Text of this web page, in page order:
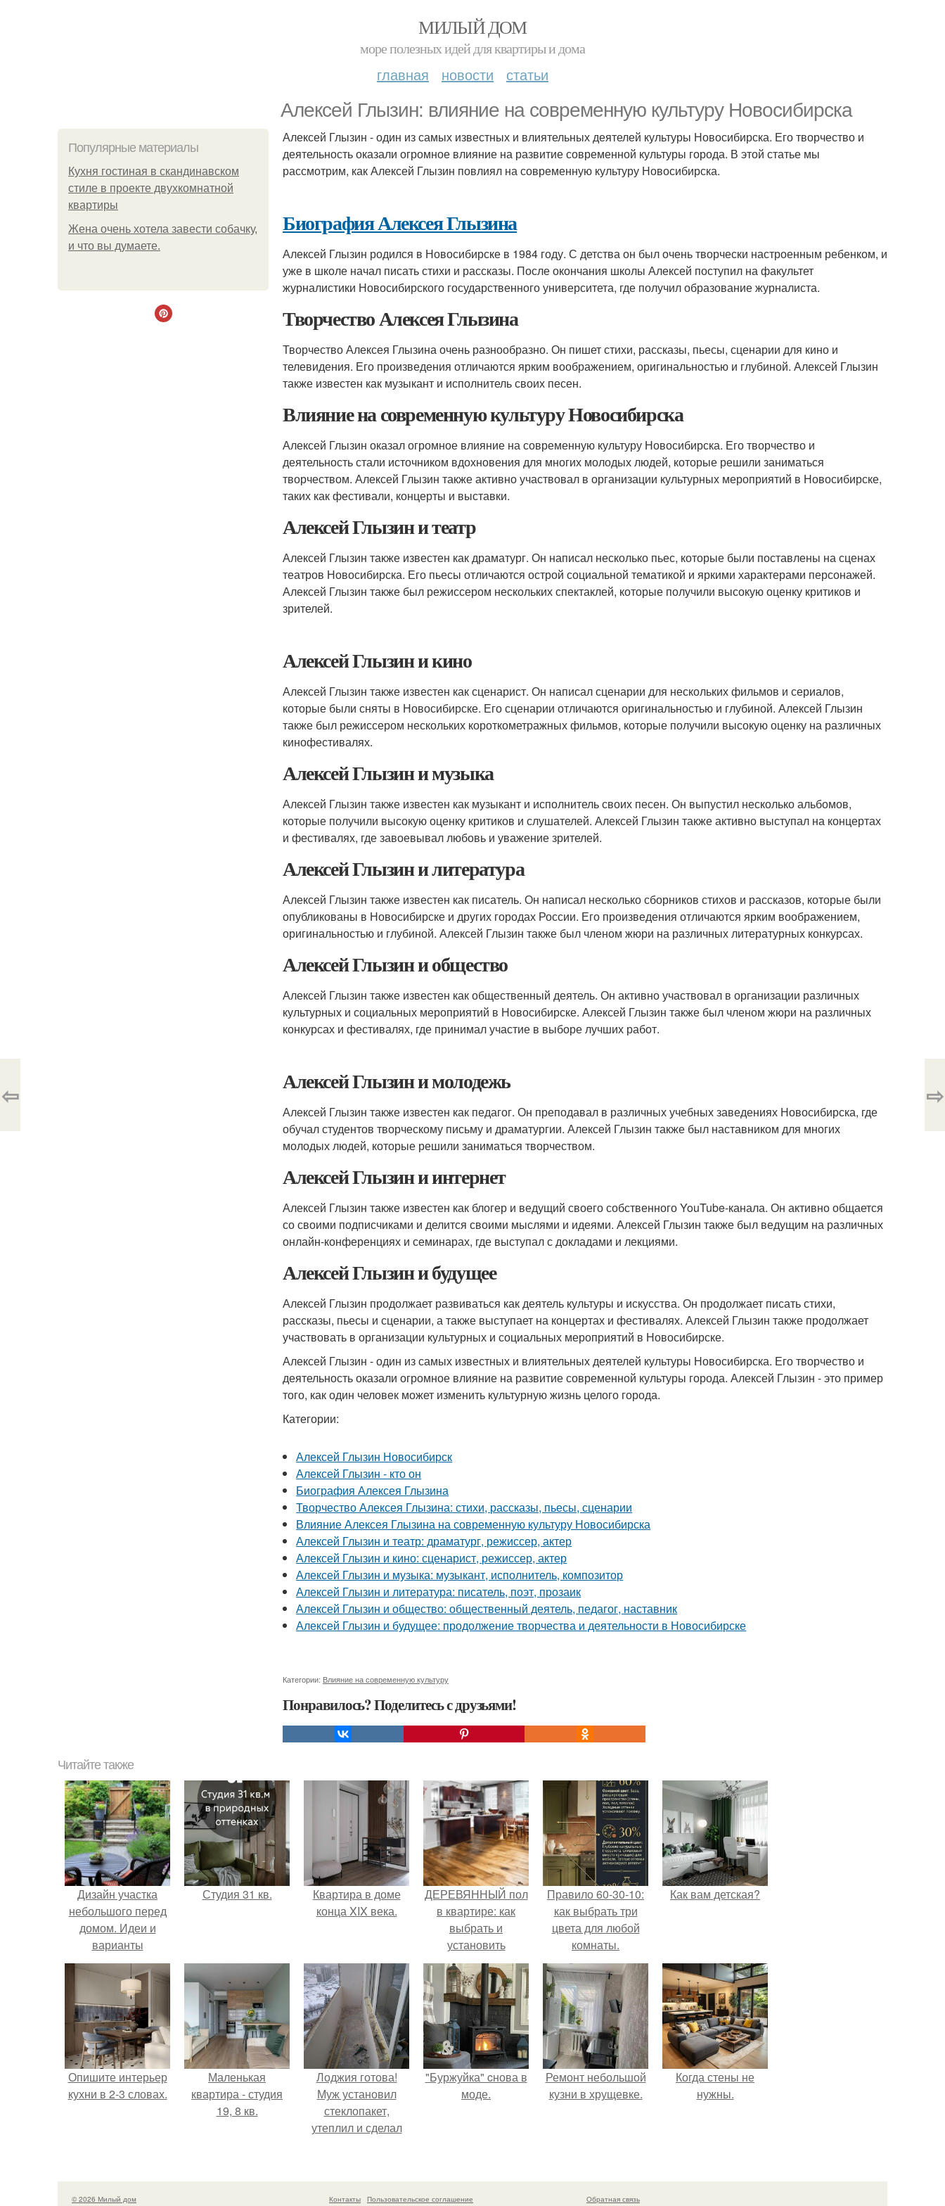
МИЛЫЙ ДОМ
море полезных идей для квартиры и дома
главная новости статьи
Алексей Глызин: влияние на современную культуру Новосибирска
Популярные материалы
Кухня гостиная в скандинавском
стиле в проекте двухкомнатной
квартиры
Жена очень хотела завести собачку,
и что вы думаете.
Алексей Глызин - один из самых известных и влиятельных деятелей культуры Новосибирска. Его творчество и
деятельность оказали огромное влияние на развитие современной культуры города. В этой статье мы
рассмотрим, как Алексей Глызин повлиял на современную культуру Новосибирска.
Биография Алексея Глызина
Алексей Глызин родился в Новосибирске в 1984 году. С детства он был очень творчески настроенным ребенком, и
уже в школе начал писать стихи и рассказы. После окончания школы Алексей поступил на факультет
журналистики Новосибирского государственного университета, где получил образование журналиста.
Творчество Алексея Глызина
Творчество Алексея Глызина очень разнообразно. Он пишет стихи, рассказы, пьесы, сценарии для кино и
телевидения. Его произведения отличаются ярким воображением, оригинальностью и глубиной. Алексей Глызин
также известен как музыкант и исполнитель своих песен.
Влияние на современную культуру Новосибирска
Алексей Глызин оказал огромное влияние на современную культуру Новосибирска. Его творчество и
деятельность стали источником вдохновения для многих молодых людей, которые решили заниматься
творчеством. Алексей Глызин также активно участвовал в организации культурных мероприятий в Новосибирске,
таких как фестивали, концерты и выставки.
Алексей Глызин и театр
Алексей Глызин также известен как драматург. Он написал несколько пьес, которые были поставлены на сценах
театров Новосибирска. Его пьесы отличаются острой социальной тематикой и яркими характерами персонажей.
Алексей Глызин также был режиссером нескольких спектаклей, которые получили высокую оценку критиков и
зрителей.
Алексей Глызин и кино
Алексей Глызин также известен как сценарист. Он написал сценарии для нескольких фильмов и сериалов,
которые были сняты в Новосибирске. Его сценарии отличаются оригинальностью и глубиной. Алексей Глызин
также был режиссером нескольких короткометражных фильмов, которые получили высокую оценку на различных
кинофестивалях.
Алексей Глызин и музыка
Алексей Глызин также известен как музыкант и исполнитель своих песен. Он выпустил несколько альбомов,
которые получили высокую оценку критиков и слушателей. Алексей Глызин также активно выступал на концертах
и фестивалях, где завоевывал любовь и уважение зрителей.
Алексей Глызин и литература
Алексей Глызин также известен как писатель. Он написал несколько сборников стихов и рассказов, которые были
опубликованы в Новосибирске и других городах России. Его произведения отличаются ярким воображением,
оригинальностью и глубиной. Алексей Глызин также был членом жюри на различных литературных конкурсах.
Алексей Глызин и общество
Алексей Глызин также известен как общественный деятель. Он активно участвовал в организации различных
культурных и социальных мероприятий в Новосибирске. Алексей Глызин также был членом жюри на различных
конкурсах и фестивалях, где принимал участие в выборе лучших работ.
Алексей Глызин и молодежь
Алексей Глызин также известен как педагог. Он преподавал в различных учебных заведениях Новосибирска, где
обучал студентов творческому письму и драматургии. Алексей Глызин также был наставником для многих
молодых людей, которые решили заниматься творчеством.
Алексей Глызин и интернет
Алексей Глызин также известен как блогер и ведущий своего собственного YouTube-канала. Он активно общается
со своими подписчиками и делится своими мыслями и идеями. Алексей Глызин также был ведущим на различных
онлайн-конференциях и семинарах, где выступал с докладами и лекциями.
Алексей Глызин и будущее
Алексей Глызин продолжает развиваться как деятель культуры и искусства. Он продолжает писать стихи,
рассказы, пьесы и сценарии, а также выступает на концертах и фестивалях. Алексей Глызин также продолжает
участвовать в организации культурных и социальных мероприятий в Новосибирске.
Алексей Глызин - один из самых известных и влиятельных деятелей культуры Новосибирска. Его творчество и
деятельность оказали огромное влияние на развитие современной культуры города. Алексей Глызин - это пример
того, как один человек может изменить культурную жизнь целого города.
Категории:
Алексей Глызин Новосибирск
Алексей Глызин - кто он
Биография Алексея Глызина
Творчество Алексея Глызина: стихи, рассказы, пьесы, сценарии
Влияние Алексея Глызина на современную культуру Новосибирска
Алексей Глызин и театр: драматург, режиссер, актер
Алексей Глызин и кино: сценарист, режиссер, актер
Алексей Глызин и музыка: музыкант, исполнитель, композитор
Алексей Глызин и литература: писатель, поэт, прозаик
Алексей Глызин и общество: общественный деятель, педагог, наставник
Алексей Глызин и будущее: продолжение творчества и деятельности в Новосибирске
Категории: Влияние на современную культуру
Понравилось? Поделитесь с друзьями!
⇦ ⇨
Читайте также
Дизайн участка
небольшого перед
домом. Идеи и
варианты
ландшафтного
дизайна на
маленьком участке
перед домом
Студия 31 кв.
Квартира в доме
конца XIX века.
ДЕРЕВЯННЫЙ пол
в квартире: как
выбрать и
установить
Правило 60-30-10:
как выбрать три
цвета для любой
комнаты.
Как вам детская?
Опишите интерьер
кухни в 2-3 словах.
Маленькая
квартира - студия
19, 8 кв.
Лоджия готова!
Муж установил
стеклопакет,
утеплил и сделал
"Буржуйка" cнова в
моде.
Ремонт небольшой
кузни в хрущевке.
Когда стены не
нужны.
© 2026 Милый дом Контакты Пользовательское соглашение Обратная связь